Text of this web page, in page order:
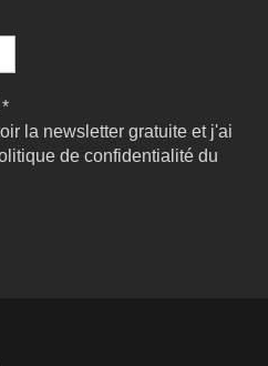
*
la newsletter gratuite et j'ai
de confidentialité du